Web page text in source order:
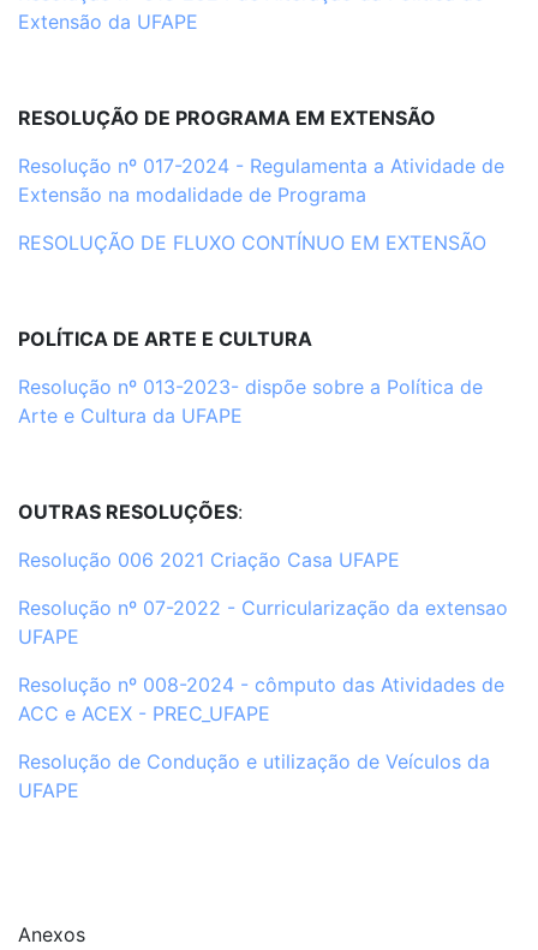
Extensão da UFAPE
RESOLUÇÃO DE PROGRAMA EM EXTENSÃO
Resolução nº 017-2024 - Regulamenta a Atividade de
Extensão na modalidade de Programa
RESOLUÇÃO DE FLUXO CONTÍNUO EM EXTENSÃO
POLÍTICA DE ARTE E CULTURA
Resolução nº 013-2023- dispõe sobre a Política de
Arte e Cultura da UFAPE
OUTRAS RESOLUÇÕES:
Resolução 006 2021 Criação Casa UFAPE
Resolução nº 07-2022 - Curricularização da extensao
UFAPE
Resolução nº 008-2024 - cômputo das Atividades de
ACC e ACEX - PREC_UFAPE
Resolução de Condução e utilização de Veículos da
UFAPE
Anexos